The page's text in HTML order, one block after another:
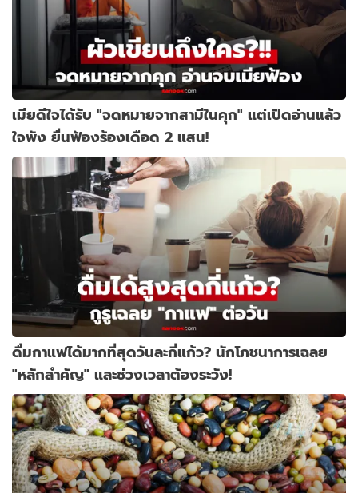
เมียดีใจได้รับ "จดหมายจากสามีในคุก" แต่เปิดอ่านแล้ว
ใจพัง ยื่นฟ้องร้องเดือด 2 แสน!
ดื่มกาแฟได้มากที่สุดวันละกี่แก้ว? นักโภชนาการเฉลย
"หลักสำคัญ" และช่วงเวลาต้องระวัง!